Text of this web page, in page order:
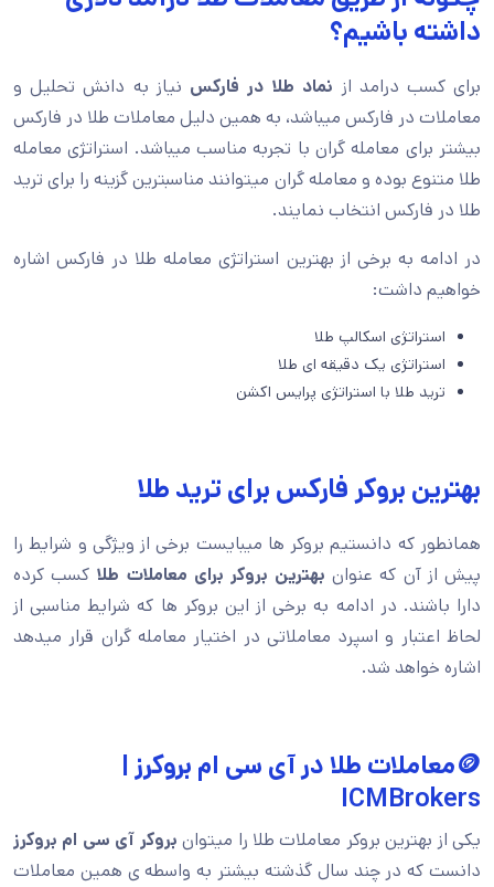
داشته باشیم؟
برای کسب درامد از نماد طلا در فارکس نیاز به دانش تحلیل و
معاملات در فارکس میباشد، به همین دلیل معاملات طلا در فارکس
بیشتر برای معامله گران با تجربه مناسب میباشد. استراتژی معامله
طلا متنوع بوده و معامله گران میتوانند مناسبترین گزینه را برای ترید
طلا در فارکس انتخاب نمایند.
در ادامه به برخی از بهترین استراتژی معامله طلا در فارکس اشاره
خواهیم داشت:
استراتژی اسکالپ طلا
استراتژی یک دقیقه ای طلا
ترید طلا با استراتژی پرایس اکشن
بهترین بروکر فارکس برای ترید طلا
همانطور که دانستیم بروکر ها میبایست برخی از ویژگی و شرایط را
پیش از آن که عنوان بهترین بروکر برای معاملات طلا کسب کرده
دارا باشند. در ادامه به برخی از این بروکر ها که شرایط مناسبی از
لحاظ اعتبار و اسپرد معاملاتی در اختیار معامله گران قرار میدهد
اشاره خواهد شد.
🪙معاملات طلا در آی سی ام بروکرز |
ICMBrokers
یکی از بهترین بروکر معاملات طلا را میتوانبروکر آی سی ام بروکرز
دانست که در چند سال گذشته بیشتر به واسطه ی همین معاملات